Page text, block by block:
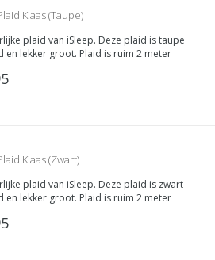
Klaas (Taupe)
plaid van iSleep. Deze plaid is taupe
en lekker groot. Plaid is ruim 2 meter
je jezelf van top tot teen kunt
met deze heerlijk zachte deken. De
is van super zachte Teddy stof.
Klaas (Zwart)
plaid van iSleep. Deze plaid is zwart
en lekker groot. Plaid is ruim 2 meter
je jezelf van top tot teen kunt
met deze heerlijk zachte deken. De
is van super zachte Teddy stof.